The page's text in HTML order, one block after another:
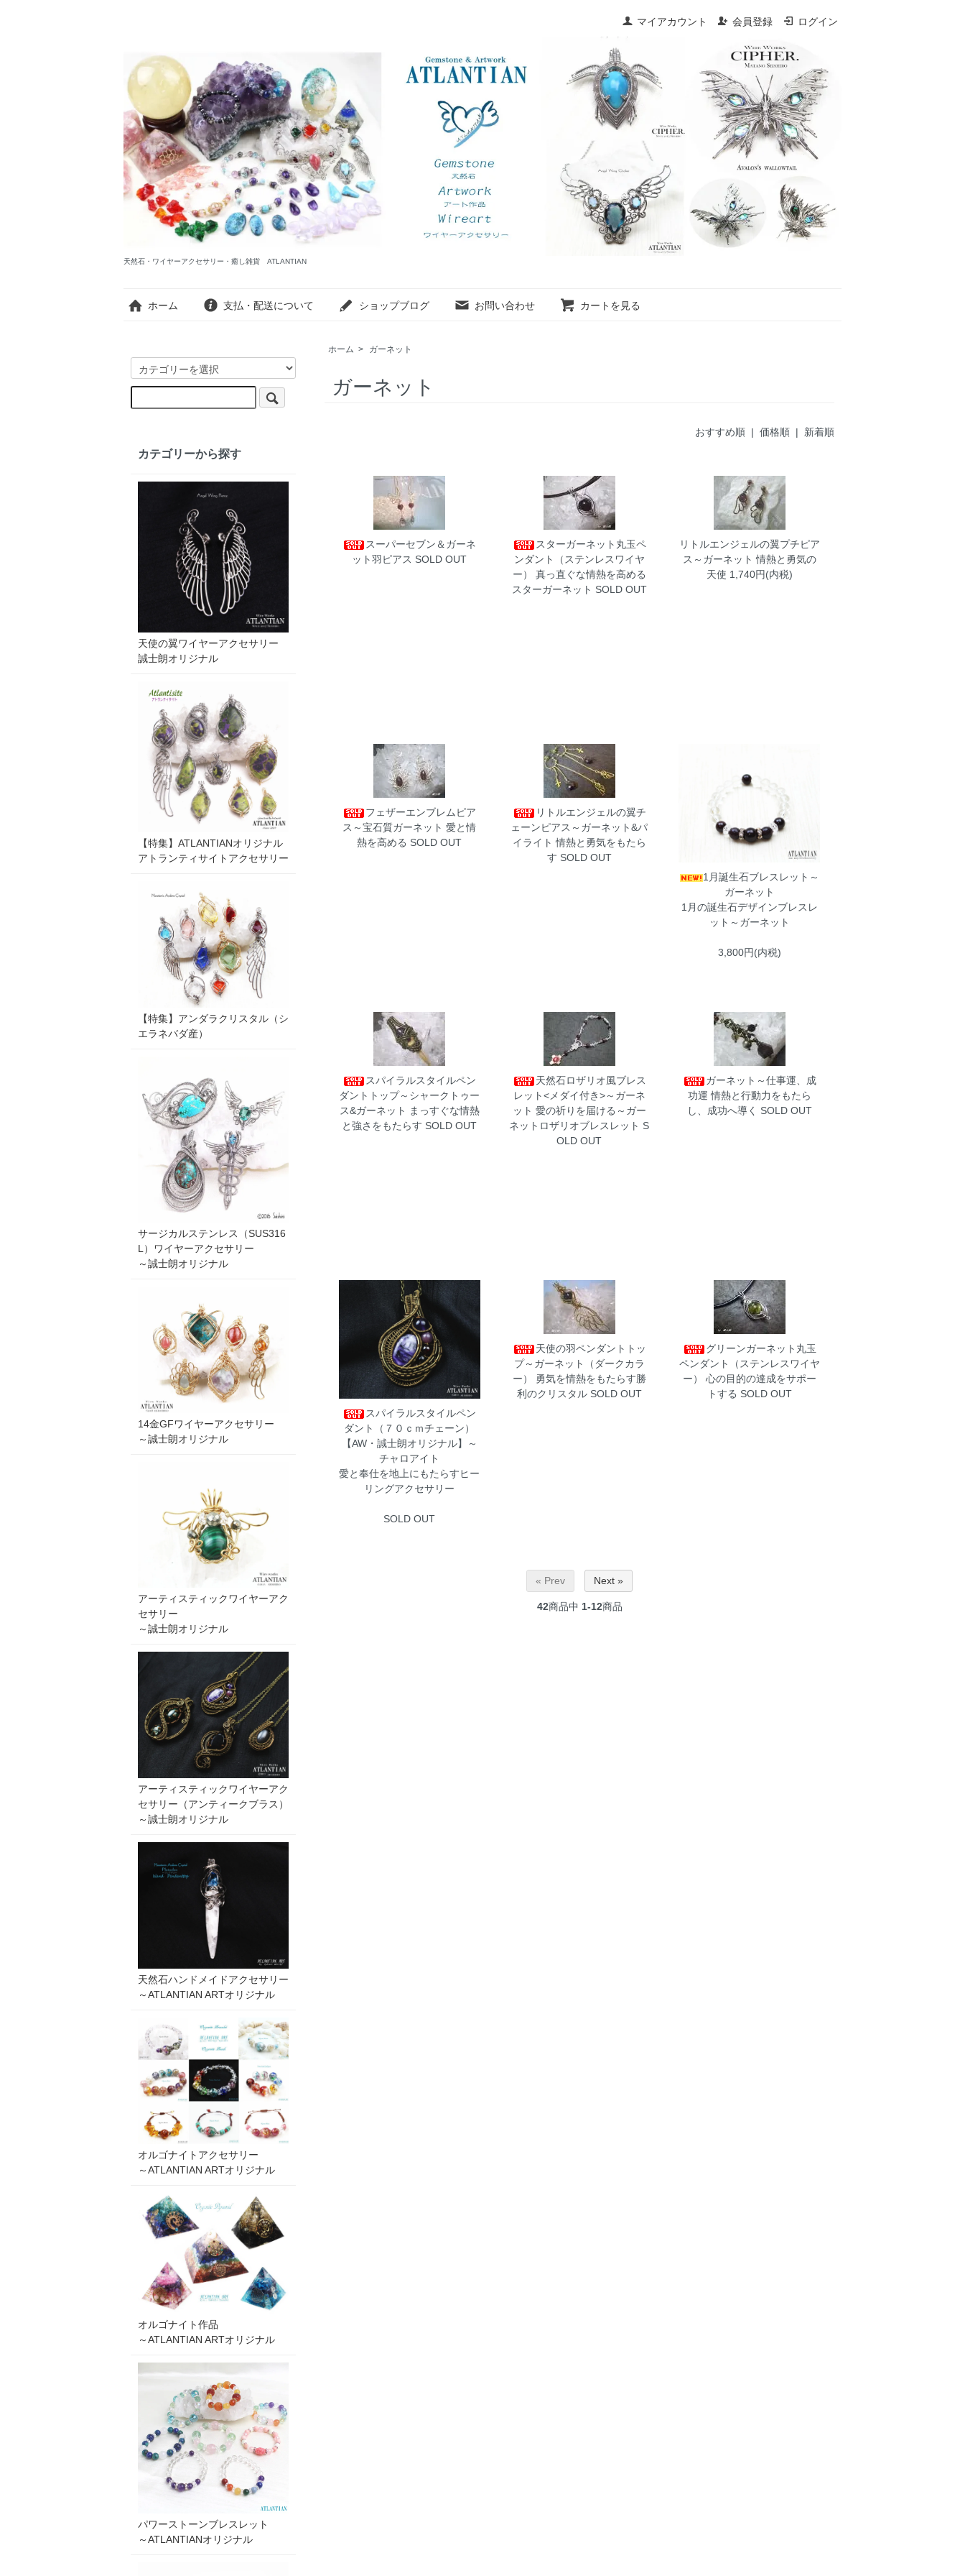
マイアカウント 会員登録 ログイン
天然石・ワイヤーアクセサリー・癒し雑貨 ATLANTIAN
ホーム 支払・配送について ショップブログ お問い合わせ カートを見る
ホーム > ガーネット
ガーネット
おすすめ順 | 価格順 | 新着順
スーパーセブン＆ガーネ
ット羽ピアス SOLD OUT
スターガーネット丸玉ペ
ンダント（ステンレスワイヤ
ー）
真っ直ぐな情熱を高める
スターガーネット SOLD OUT
リトルエンジェルの翼プチピア
ス～ガーネット 情熱と勇気の
天使 1,740円(内税)
フェザーエンブレムピア
ス～宝石質ガーネット 愛と情
熱を高める SOLD OUT
リトルエンジェルの翼チ
ェーンピアス～ガーネット&パ
イライト 情熱と勇気をもたら
す SOLD OUT
1月誕生石ブレスレット～
ガーネット
1月の誕生石デザインブレスレ
ット～ガーネット
3,800円(内税)
スパイラルスタイルペン
ダントトップ～シャークトゥー
ス&ガーネット
まっすぐな情熱
と強さをもたらす SOLD OUT
天然石ロザリオ風ブレス
レット<メダイ付き>～ガーネ
ット 愛の祈りを届ける～ガー
ネットロザリオブレスレット S
OLD OUT
ガーネット～仕事運、成
功運 情熱と行動力をもたら
し、成功へ導く SOLD OUT
スパイラルスタイルペン
ダント（７０ｃｍチェーン）
【AW・誠士朗オリジナル】～
チャロアイト
愛と奉仕を地上にもたらすヒー
リングアクセサリー
SOLD OUT
天使の羽ペンダントトッ
プ～ガーネット（ダークカラ
ー）
勇気を情熱をもたらす勝
利のクリスタル SOLD OUT
グリーンガーネット丸玉
ペンダント（ステンレスワイヤ
ー）
心の目的の達成をサポー
トする SOLD OUT
« Prev Next »
42商品中 1-12商品
カテゴリーから探す
天使の翼ワイヤーアクセサリー
誠士朗オリジナル
【特集】ATLANTIANオリジナル
アトランティサイトアクセサリー
【特集】アンダラクリスタル（シ
エラネバダ産）
サージカルステンレス（SUS316
L）ワイヤーアクセサリー
～誠士朗オリジナル
14金GFワイヤーアクセサリー
～誠士朗オリジナル
アーティスティックワイヤーアク
セサリー
～誠士朗オリジナル
アーティスティックワイヤーアク
セサリー（アンティークブラス）
～誠士朗オリジナル
天然石ハンドメイドアクセサリー
～ATLANTIAN ARTオリジナル
オルゴナイトアクセサリー
～ATLANTIAN ARTオリジナル
オルゴナイト作品
～ATLANTIAN ARTオリジナル
パワーストーンブレスレット
～ATLANTIANオリジナル